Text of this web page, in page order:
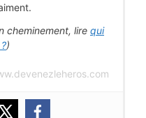
cheminement, lire qui
)